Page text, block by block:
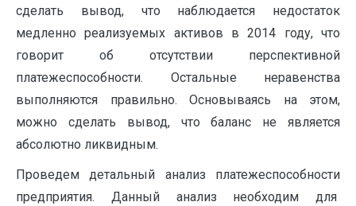
сделать вывод, что наблюдается недостаток
медленно реализуемых активов в 2014 году, что
говорит об отсутствии перспективной
платежеспособности. Остальные неравенства
выполняются правильно. Основываясь на этом,
можно сделать вывод, что баланс не является
абсолютно ликвидным.
Проведем детальный анализ платежеспособности
предприятия. Данный анализ необходим для